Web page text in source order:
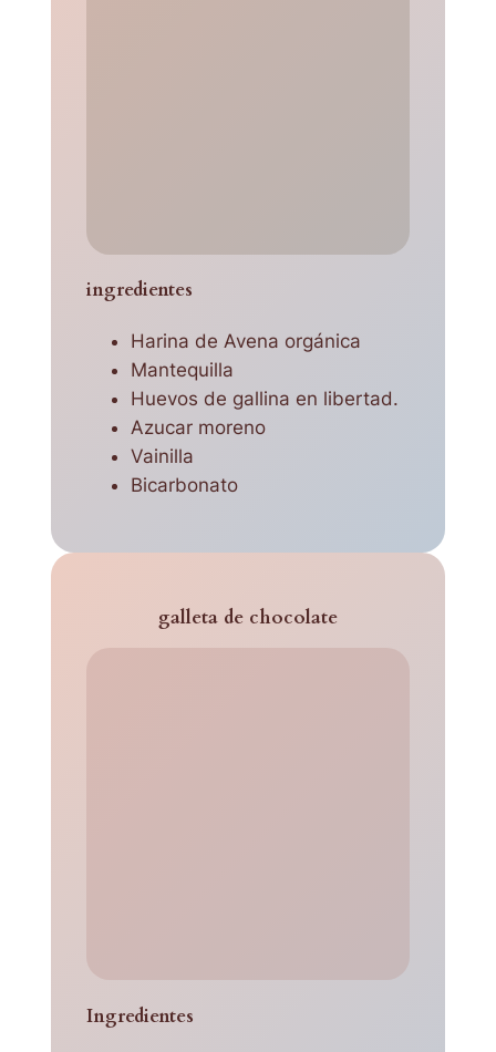
ingredientes
Harina de Avena orgánica
Mantequilla
Huevos de gallina en libertad.
Azucar moreno
Vainilla
Bicarbonato
galleta de chocolate
Ingredientes